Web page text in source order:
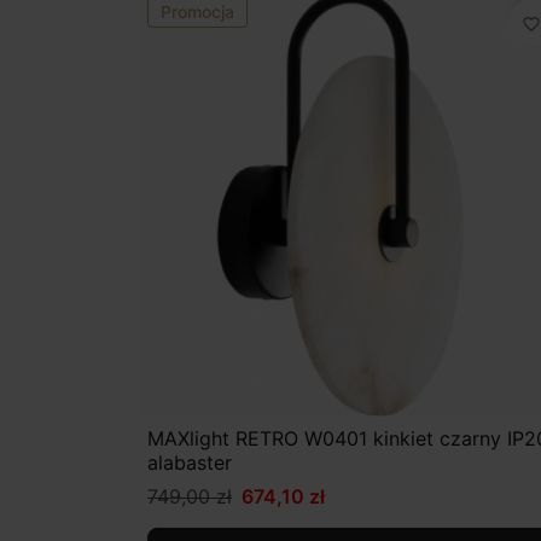
Promocja
favorite_border
MAXlight RETRO W0401 kinkiet czarny
alabaster
749,00 zł 674,10 zł